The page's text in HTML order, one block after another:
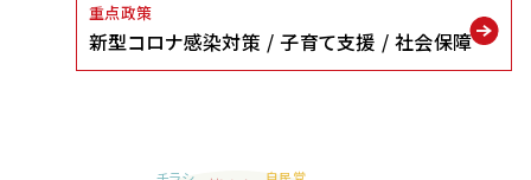
重点政策
新型コロナ感染対策 子育て支援 社会保障